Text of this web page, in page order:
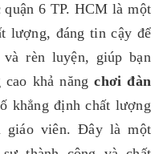
6 TP. HCM là một
lượng, đáng tin cậy để
rèn luyện, giúp bạn
khả năng chơi đàn
khẳng định chất lượng
giáo viên. Đây là một